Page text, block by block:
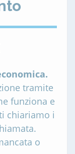
tramite
funziona e
chiariamo i
o